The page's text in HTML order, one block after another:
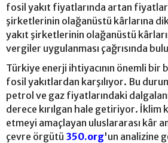
fosil yakıt fiyatlarında artan
şirketlerinin olağanüstü kârlarına
yakıt şirketlerinin olağanüstü
vergiler uygulanması çağrısında
Türkiye enerji ihtiyacının önemli bir
fosil yakıtlardan karşılıyor. Bu
petrol ve gaz fiyatlarındaki
derece kırılgan hale getiriyor. İklim
etmeyi amaçlayan uluslararası kâr
çevre örgütü 350.org'un analizine